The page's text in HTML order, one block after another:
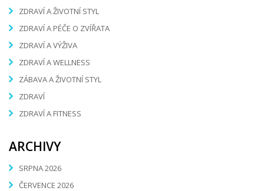
ZDRAVÍ A ŽIVOTNÍ STYL
ZDRAVÍ A PÉČE O ZVÍŘATA
ZDRAVÍ A VÝŽIVA
ZDRAVÍ A WELLNESS
ZÁBAVA A ŽIVOTNÍ STYL
ZDRAVÍ
ZDRAVÍ A FITNESS
ARCHIVY
SRPNA 2026
ČERVENCE 2026